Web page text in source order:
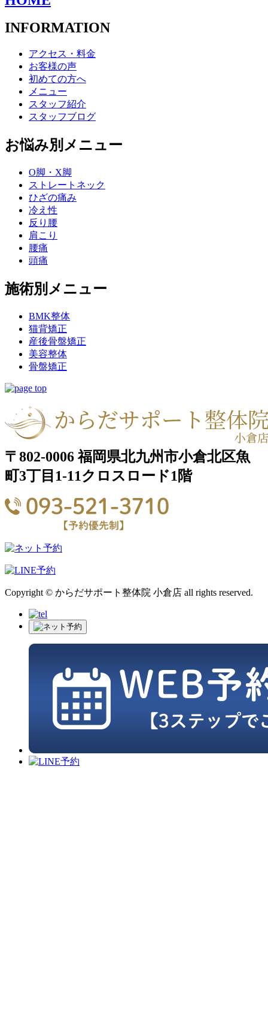
INFORMATION
アクセス・料金
お客様の声
初めての方へ
メニュー
スタッフ紹介
スタッフブログ
お悩み別メニュー
O脚・X脚
ストレートネック
ひざの痛み
冷え性
反り腰
肩こり
腰痛
頭痛
施術別メニュー
BMK整体
猫背矯正
産後骨盤矯正
美容整体
骨盤矯正
〒802-0006 福岡県北九州市小倉北区魚
町3丁目1-11クロスロード1階
Copyright © からだサポート整体院 小倉店 all rights reserved.